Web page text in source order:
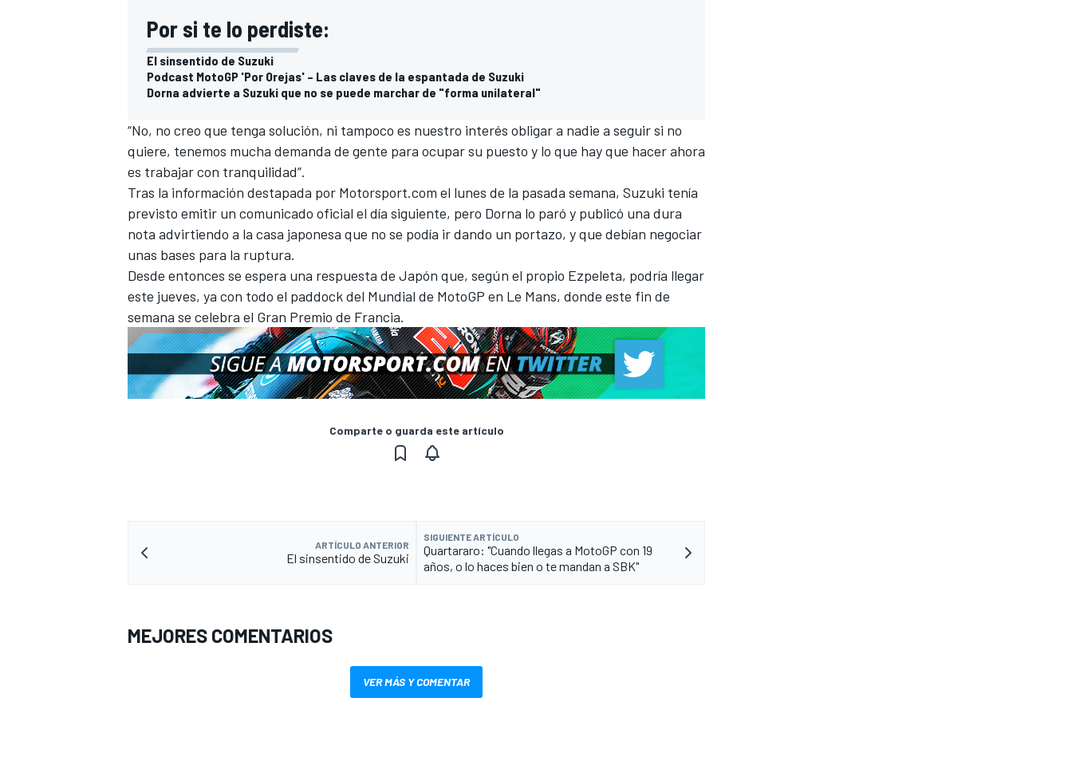
Por si te lo perdiste:
El sinsentido de Suzuki
Podcast MotoGP 'Por Orejas' – Las claves de la espantada de Suzuki
Dorna advierte a Suzuki que no se puede marchar de "forma unilateral"
“No, no creo que tenga solución, ni tampoco es nuestro interés obligar a nadie a seguir si no
quiere, tenemos mucha demanda de gente para ocupar su puesto y lo que hay que hacer ahora
es trabajar con tranquilidad”.
Tras la información destapada por Motorsport.com el lunes de la pasada semana, Suzuki tenía
previsto emitir un comunicado oficial el día siguiente, pero Dorna lo paró y publicó una dura
nota advirtiendo a la casa japonesa que no se podía ir dando un portazo, y que debían negociar
unas bases para la ruptura.
Desde entonces se espera una respuesta de Japón que, según el propio Ezpeleta, podría llegar
este jueves, ya con todo el paddock del Mundial de MotoGP en Le Mans, donde este fin de
semana se celebra el Gran Premio de Francia.
Comparte o guarda este artículo
ARTÍCULO ANTERIOR
El sinsentido de Suzuki
SIGUIENTE ARTÍCULO
Quartararo: "Cuando llegas a MotoGP con 19
años, o lo haces bien o te mandan a SBK"
MEJORES COMENTARIOS
VER MÁS Y COMENTAR